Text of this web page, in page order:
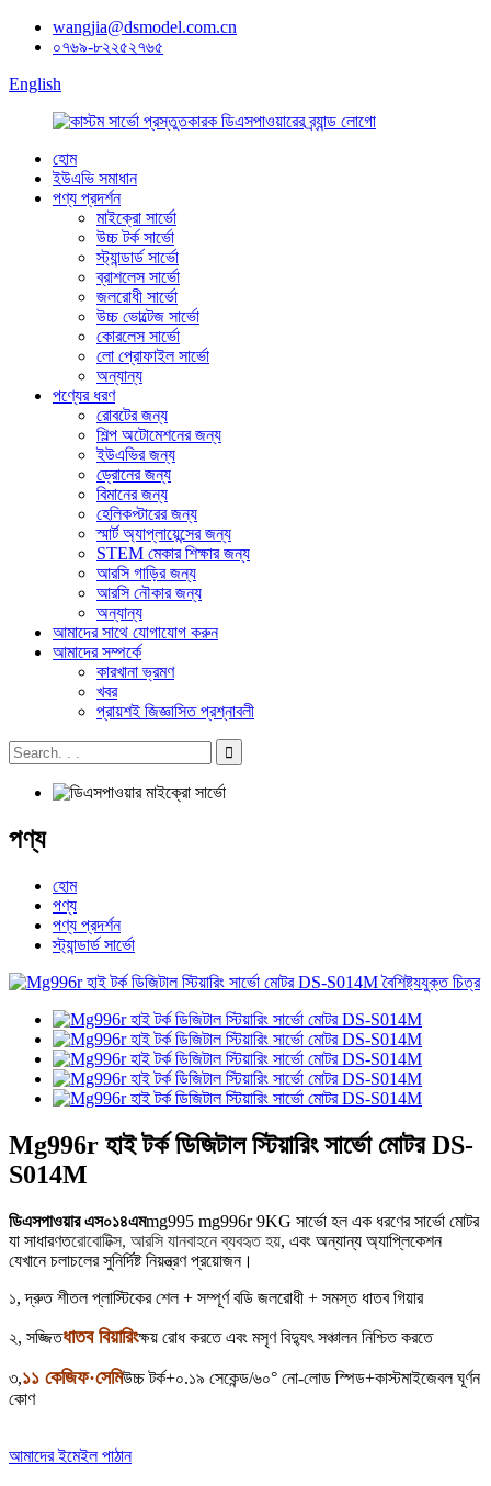
wangjia@dsmodel.com.cn
০৭৬৯-৮২২৫২৭৬৫
English
হোম
ইউএভি সমাধান
পণ্য প্রদর্শন
মাইক্রো সার্ভো
উচ্চ টর্ক সার্ভো
স্ট্যান্ডার্ড সার্ভো
ব্রাশলেস সার্ভো
জলরোধী সার্ভো
উচ্চ ভোল্টেজ সার্ভো
কোরলেস সার্ভো
লো প্রোফাইল সার্ভো
অন্যান্য
পণ্যের ধরণ
রোবটের জন্য
শিল্প অটোমেশনের জন্য
ইউএভির জন্য
ড্রোনের জন্য
বিমানের জন্য
হেলিকপ্টারের জন্য
স্মার্ট অ্যাপ্লায়েন্সের জন্য
STEM মেকার শিক্ষার জন্য
আরসি গাড়ির জন্য
আরসি নৌকার জন্য
অন্যান্য
আমাদের সাথে যোগাযোগ করুন
আমাদের সম্পর্কে
কারখানা ভ্রমণ
খবর
প্রায়শই জিজ্ঞাসিত প্রশ্নাবলী
পণ্য
হোম
পণ্য
পণ্য প্রদর্শন
স্ট্যান্ডার্ড সার্ভো
Mg996r হাই টর্ক ডিজিটাল স্টিয়ারিং সার্ভো মোটর DS-
S014M
ডিএসপাওয়ার এস০১৪এমmg995 mg996r 9KG সার্ভো হল এক ধরণের সার্ভো মোটর
যা সাধারণতরোবোটিক্স, আরসি যানবাহনে ব্যবহৃত হয়, এবং অন্যান্য অ্যাপ্লিকেশন
যেখানে চলাচলের সুনির্দিষ্ট নিয়ন্ত্রণ প্রয়োজন।
১, দ্রুত শীতল প্লাস্টিকের শেল + সম্পূর্ণ বডি জলরোধী + সমস্ত ধাতব গিয়ার
২, সজ্জিতধাতব বিয়ারিংক্ষয় রোধ করতে এবং মসৃণ বিদ্যুৎ সঞ্চালন নিশ্চিত করতে
৩,১১ কেজিফ·সেমিউচ্চ টর্ক+০.১৯ সেকেন্ড/৬০° নো-লোড স্পিড+কাস্টমাইজেবল ঘূর্ণন
কোণ
আমাদের ইমেইল পাঠান